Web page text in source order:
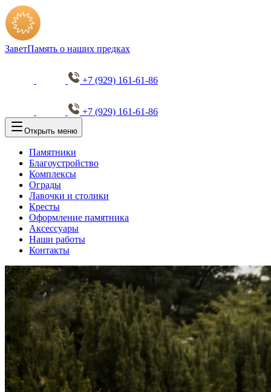
ЗаветПамять о наших предках
+7 (929) 161-61-86
+7 (929) 161-61-86
Открыть меню
Памятники
Благоустройство
Комплексы
Ограды
Лавочки и столики
Кресты
Оформление памятника
Аксессуары
Наши работы
Контакты